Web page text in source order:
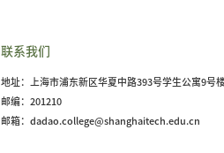
联系我们
地址：上海市浦东新区华夏中路393号学生公寓9号
邮编：201210
邮箱：dadao.college@shanghaitech.edu.cn